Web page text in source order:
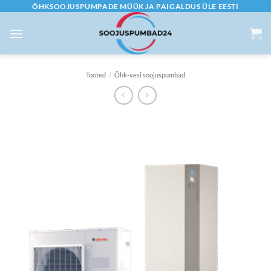
content
ÕHKSOOJUSPUMPADE MÜÜK JA PAIGALDUS ÜLE EESTI
Tooted / Õhk-vesi soojuspumbad